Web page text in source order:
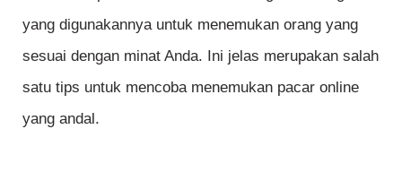
yang digunakannya untuk menemukan orang yang
sesuai dengan minat Anda. Ini jelas merupakan salah
satu tips untuk mencoba menemukan pacar online
yang andal.